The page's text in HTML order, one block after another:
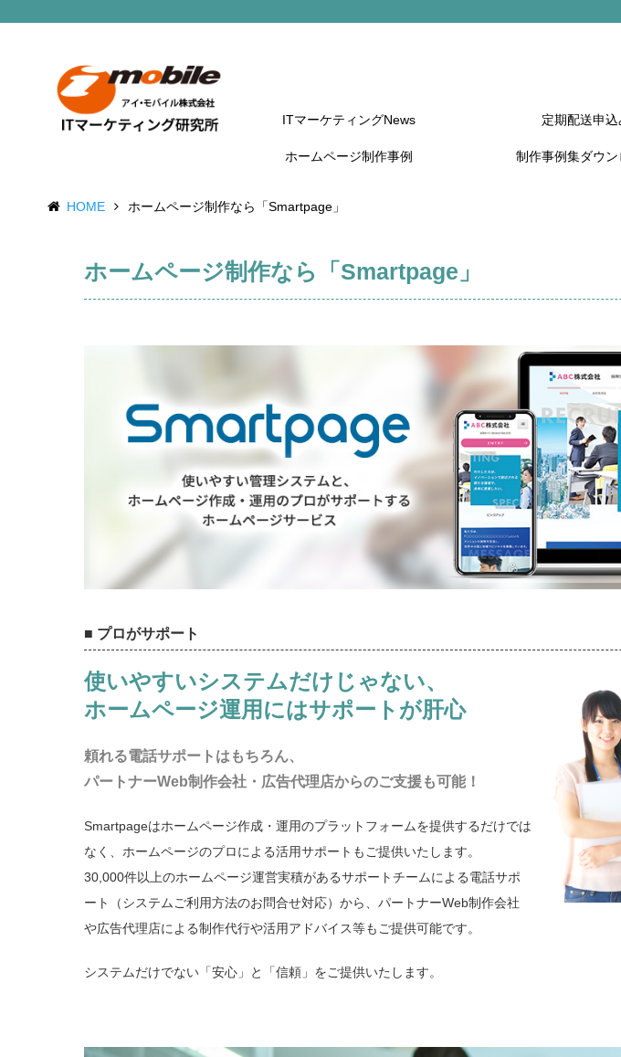
ITマーケティングNews 定期配送申込
ホームページ制作事例 制作事例集ダウン
HOME ホームページ制作なら「Smartpage」
ホームページ制作なら「Smartpage」
■ プロがサポート
使いやすいシステムだけじゃない、
ホームページ運用にはサポートが肝心
頼れる電話サポートはもちろん、
パートナーWeb制作会社・広告代理店からのご支援も可能！
Smartpageはホームページ作成・運用のプラットフォームを提供するだけでは
なく、ホームページのプロによる活用サポートもご提供いたします。
30,000件以上のホームページ運営実積があるサポートチームによる電話サポ
ート（システムご利用方法のお問合せ対応）から、パートナーWeb制作会社
や広告代理店による制作代行や活用アドバイス等もご提供可能です。
システムだけでない「安心」と「信頼」をご提供いたします。